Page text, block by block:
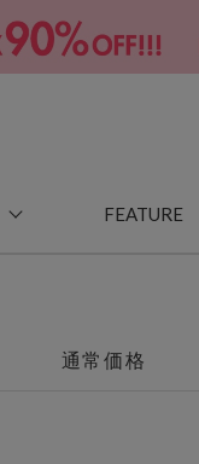
FEATURE
通常価格